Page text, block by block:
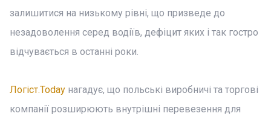
залишитися на низькому рівні, що призведе до
незадоволення серед водіїв, дефіцит яких і так гостро
відчувається в останні роки.
Логіст.Today нагадує, що польські виробничі та торгові
компанії розширюють внутрішні перевезення для